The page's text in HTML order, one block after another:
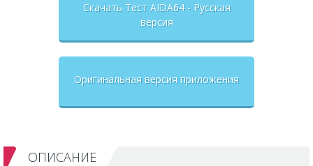
Скачать Тест AIDA64 - Русская
версия
Оригинальная версия приложения
ОПИСАНИЕ